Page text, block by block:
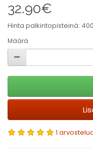
32.90€
Hinta palkintopisteinä: 400
Määrä
1